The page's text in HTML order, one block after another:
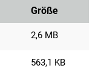
Größe
2,6 MB
563,1 KB